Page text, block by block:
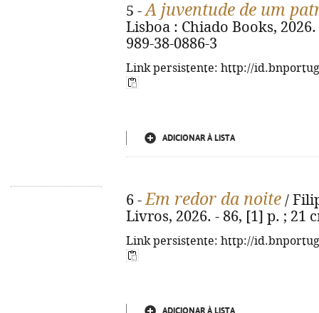
5 -A juventude de um
Lisboa : Chiado Books,
989-38-0886-3
Link persistente: http://
ADICIONAR À LISTA
6 -Em redor da noite /
Livros, 2026. - 86, [1] p. ; 21
Link persistente: http://
ADICIONAR À LISTA